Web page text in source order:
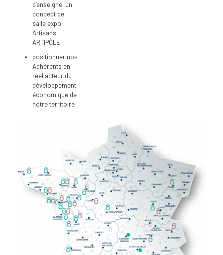
d’enseigne, un
concept de
salle expo
Artisans
ARTIPÔLE
positionner nos
Adhérents en
réel acteur du
développement
économique de
notre territoire